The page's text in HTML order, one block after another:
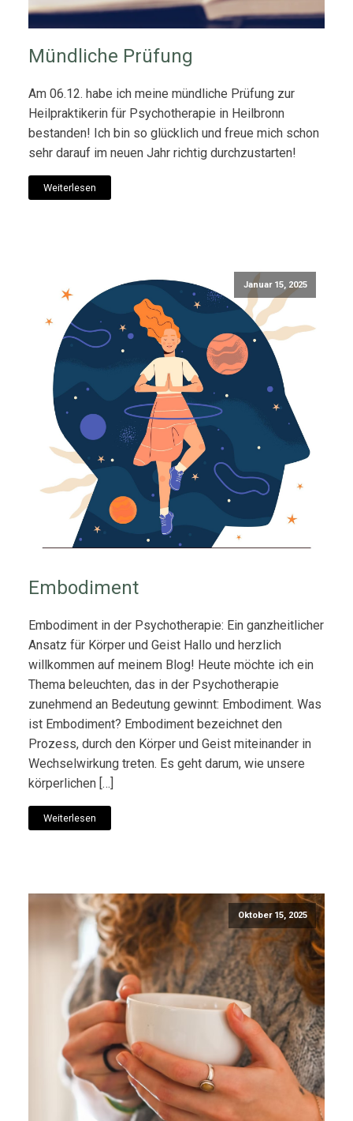
Mündliche Prüfung
Am 06.12. habe ich meine mündliche Prüfung zur
Heilpraktikerin für Psychotherapie in Heilbronn
bestanden! Ich bin so glücklich und freue mich schon
sehr darauf im neuen Jahr richtig durchzustarten!
Weiterlesen
Januar 15, 2025
Embodiment
Embodiment in der Psychotherapie: Ein ganzheitlicher
Ansatz für Körper und Geist Hallo und herzlich
willkommen auf meinem Blog! Heute möchte ich ein
Thema beleuchten, das in der Psychotherapie
zunehmend an Bedeutung gewinnt: Embodiment. Was
ist Embodiment? Embodiment bezeichnet den
Prozess, durch den Körper und Geist miteinander in
Wechselwirkung treten. Es geht darum, wie unsere
körperlichen […]
Weiterlesen
Oktober 15, 2025